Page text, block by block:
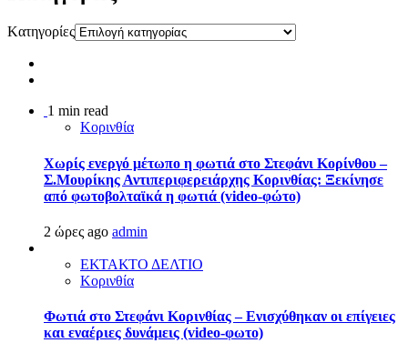
Kατηγορίες
1 min read
Κορινθία
Χωρίς ενεργό μέτωπο η φωτιά στο Στεφάνι Κορίνθου –
Σ.Μουρίκης Αντιπεριφερειάρχης Κορινθίας: Ξεκίνησε
από φωτοβολταϊκά η φωτιά (video-φώτο)
2 ώρες ago admin
ΕΚΤΑΚΤΟ ΔΕΛΤΙΟ
Κορινθία
Φωτιά στο Στεφάνι Κορινθίας – Ενισχύθηκαν οι επίγειες
και εναέριες δυνάμεις (video-φωτο)